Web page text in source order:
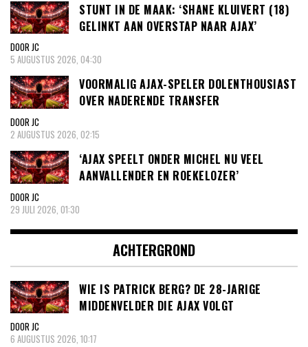
STUNT IN DE MAAK: ‘SHANE KLUIVERT (18)
GELINKT AAN OVERSTAP NAAR AJAX’
DOOR JC
5 AUGUSTUS 2026, 04:30
VOORMALIG AJAX-SPELER DOLENTHOUSIAST
OVER NADERENDE TRANSFER
DOOR JC
2 AUGUSTUS 2026, 02:15
‘AJAX SPEELT ONDER MICHEL NU VEEL
AANVALLENDER EN ROEKELOZER’
DOOR JC
29 JULI 2026, 01:30
ACHTERGROND
WIE IS PATRICK BERG? DE 28-JARIGE
MIDDENVELDER DIE AJAX VOLGT
DOOR JC
6 AUGUSTUS 2026, 10:17